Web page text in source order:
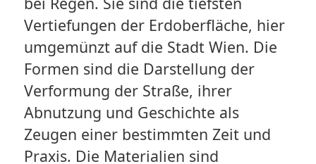
Vertiefungen der Erdoberfläche, hier
umgemünzt auf die Stadt Wien. Die
Formen sind die Darstellung der
Verformung der Straße, ihrer
Abnutzung und Geschichte als
Zeugen einer bestimmten Zeit und
Praxis. Die Materialien sind